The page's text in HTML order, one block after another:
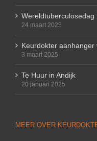
Wereldtuberculosedag
24 maart 2025
Keurdokter
3 maart 2025
Te Huur in Andijk
20 januari 2025
MEER OVER